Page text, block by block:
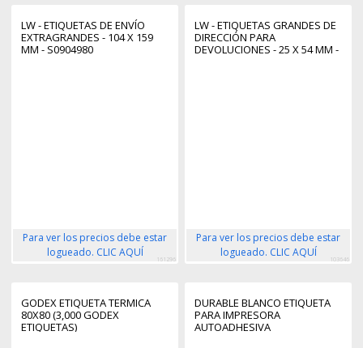
LW - ETIQUETAS DE ENVÍO
EXTRAGRANDES - 104 X 159
MM - S0904980
Para ver los precios debe estar
logueado. CLIC AQUÍ
161296
LW - ETIQUETAS GRANDES DE
DIRECCIÓN PARA
DEVOLUCIONES - 25 X 54 MM -
Para ver los precios debe estar
logueado. CLIC AQUÍ
103646
GODEX ETIQUETA TERMICA
80X80 (3,000 GODEX
ETIQUETAS)
DURABLE BLANCO ETIQUETA
PARA IMPRESORA
AUTOADHESIVA